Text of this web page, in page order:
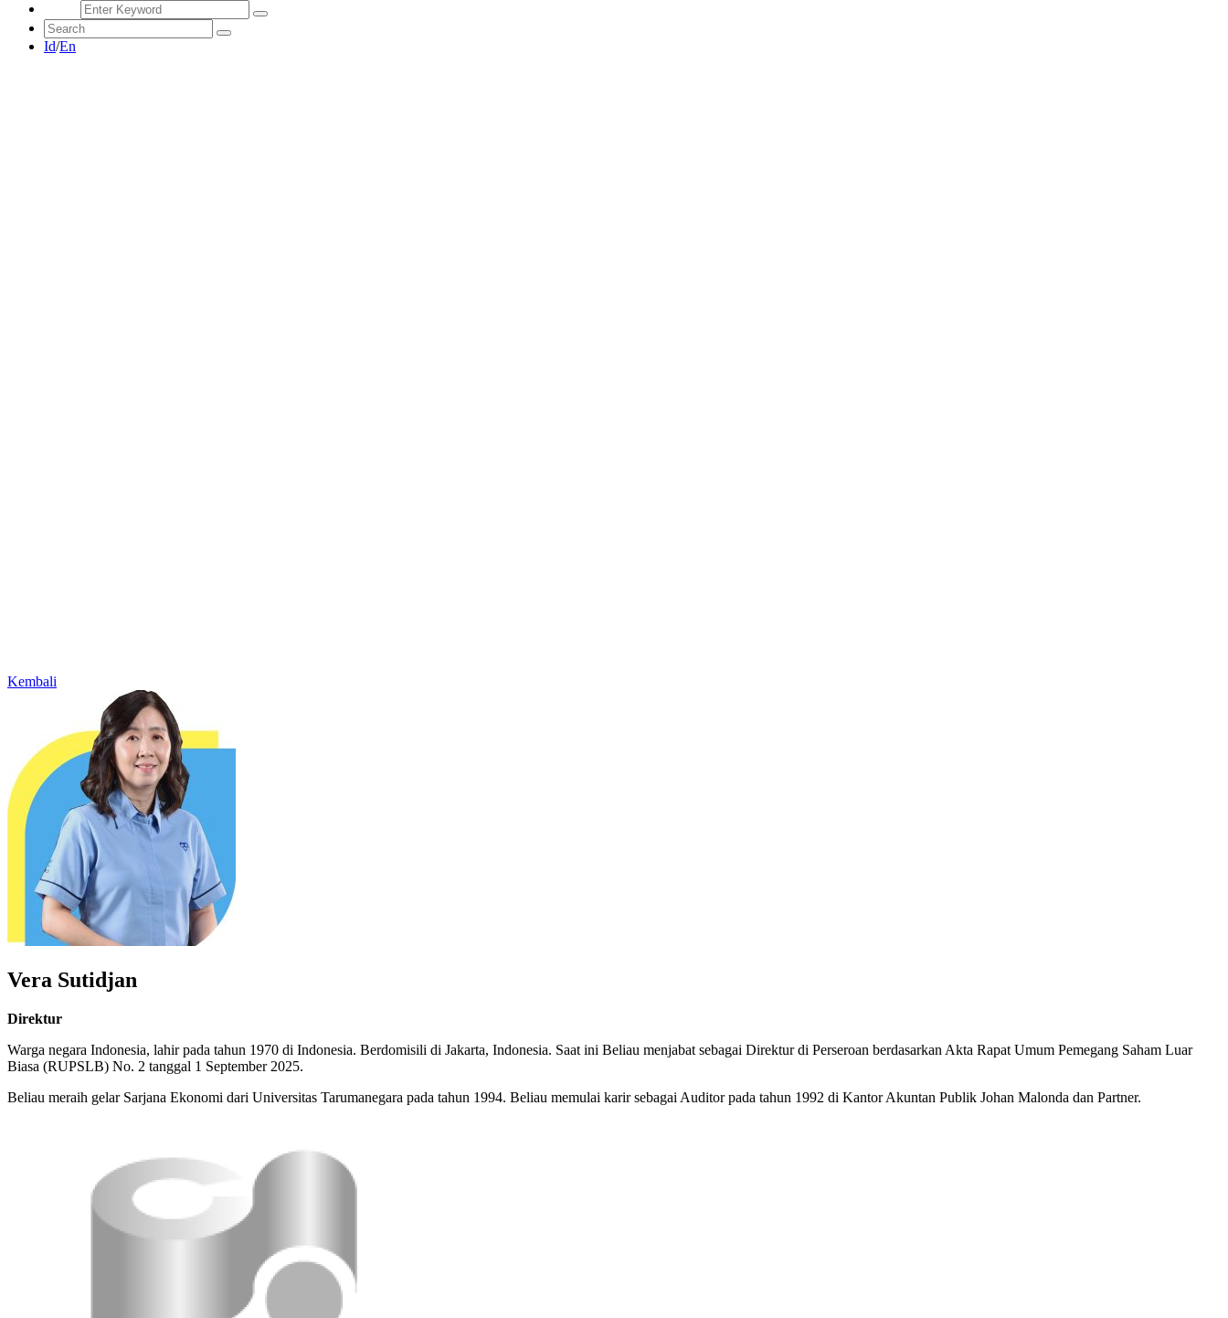
Id/En
Kembali
Vera Sutidjan
Direktur
Warga negara Indonesia, lahir pada tahun 1970 di Indonesia. Berdomisili di Jakarta, Indonesia. Saat ini Beliau menjabat sebagai Direktur di Perseroan berdasarkan Akta Rapat Umum Pemegang Saham Luar
Biasa (RUPSLB) No. 2 tanggal 1 September 2025.
Beliau meraih gelar Sarjana Ekonomi dari Universitas Tarumanegara pada tahun 1994. Beliau memulai karir sebagai Auditor pada tahun 1992 di Kantor Akuntan Publik Johan Malonda dan Partner.